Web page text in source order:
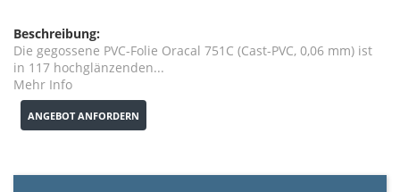
Beschreibung:
Die gegossene PVC-Folie Oracal 751C (Cast-PVC, 0,06 mm) ist
in 117 hochglänzenden...
Mehr Info
ANGEBOT ANFORDERN